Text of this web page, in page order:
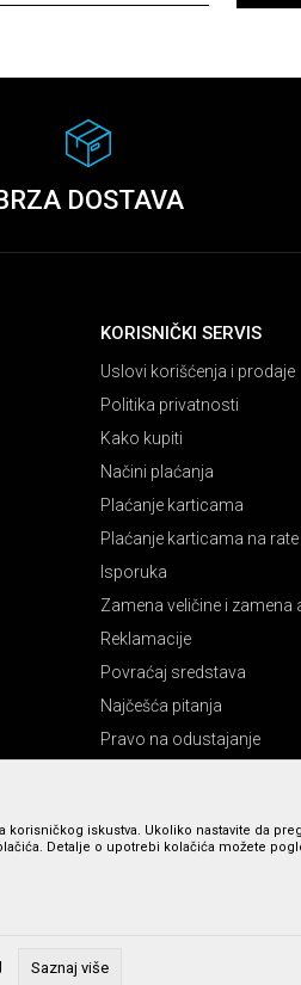
DOSTAVA
KORISNIČKI SERVIS
Uslovi korišćenja i prodaje
Politika privatnosti
Kako kupiti
Načini plaćanja
Plaćanje karticama
Plaćanje karticama na
Isporuka
Zamena veličine i zamena
Reklamacije
Povraćaj sredstava
Najčešća pitanja
Pravo na odustajanje
Raspoloživost robe možete proveriti
iskustva. Ukoliko nastavite da
Detalje o upotrebi kolačića možete
Saznaj više